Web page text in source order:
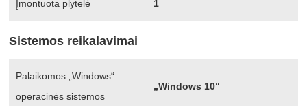
Įmontuota plytelė 1
Sistemos reikalavimai
Palaikomos „Windows“
operacinės sistemos
„Windows 10“